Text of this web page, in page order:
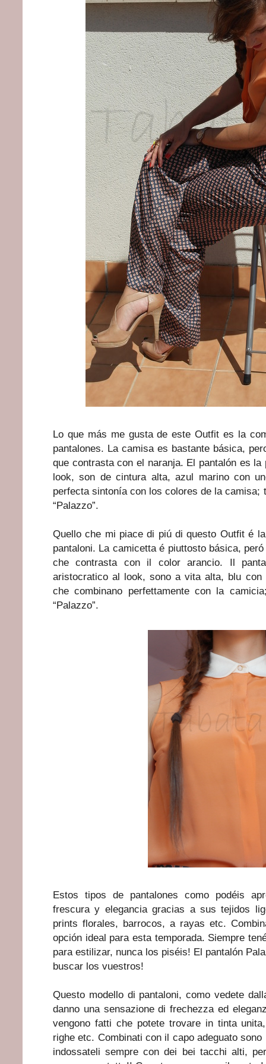
Lo que más me gusta de este Outfit es la
pantalones. La camisa es bastante básica,
que contrasta con el naranja. El pantalón es
look, son de cintura alta, azul marino con
perfecta sintonía con los colores de la
“Palazzo”.
Quello che mi piace di piú di questo Outfit é
pantaloni. La camicetta é piuttosto básica,
che contrasta con il color arancio. Il
aristocratico al look, sono a vita alta, blu
che combinano perfettamente con la
“Palazzo”.
Estos tipos de pantalones como podéis
frescura y elegancia gracias a sus tejidos
prints florales, barrocos, a rayas etc.
opción ideal para esta temporada. Siempre
para estilizar, nunca los piséis! El pantalón
buscar los vuestros!
Questo modello di pantaloni, como vedete
danno una sensazione di frechezza ed
vengono fatti che potete trovare in tinta
righe etc. Combinati con il capo adeguato
indossateli sempre con dei bei tacchi alti,